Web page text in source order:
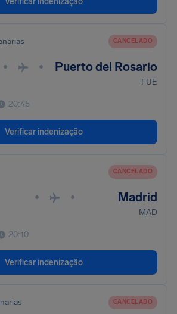
CANCELADO
• • Puerto del Rosario
FUE
20:45
Verificar indenização
CANCELADO
• • Madrid
MAD
20:10
Verificar indenização
CANCELADO